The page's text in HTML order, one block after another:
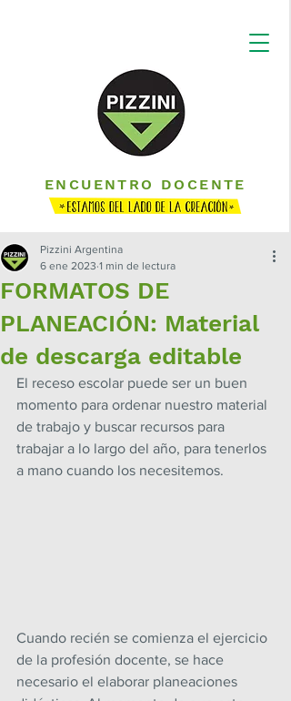
ENCUENTRO DOCENTE
FORMATOS DE
PLANEACIÓN: Material
de descarga editable
Pizzini Argentina
6 ene 2023 1 min de lectura
El receso escolar puede ser un buen
momento para ordenar nuestro material
de trabajo y buscar recursos para
trabajar a lo largo del año, para tenerlos
a mano cuando los necesitemos.
Cuando recién se comienza el ejercicio
de la profesión docente, se hace
necesario el elaborar planeaciones